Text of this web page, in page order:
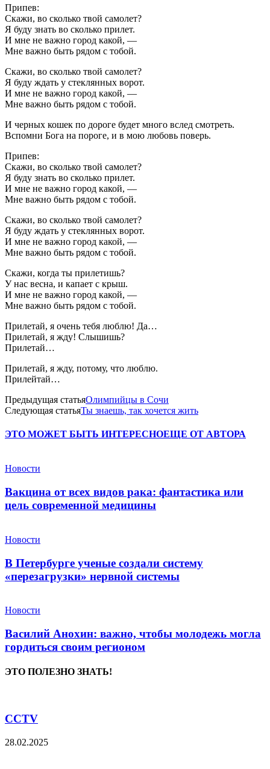
Припев:
Скажи, во сколько твой самолет?
Я буду знать во сколько прилет.
И мне не важно город какой, —
Мне важно быть рядом с тобой.
Скажи, во сколько твой самолет?
Я буду ждать у стеклянных ворот.
И мне не важно город какой, —
Мне важно быть рядом с тобой.
И черных кошек по дороге будет много вслед смотреть.
Вспомни Бога на пороге, и в мою любовь поверь.
Припев:
Скажи, во сколько твой самолет?
Я буду знать во сколько прилет.
И мне не важно город какой, —
Мне важно быть рядом с тобой.
Скажи, во сколько твой самолет?
Я буду ждать у стеклянных ворот.
И мне не важно город какой, —
Мне важно быть рядом с тобой.
Скажи, когда ты прилетишь?
У нас весна, и капает с крыш.
И мне не важно город какой, —
Мне важно быть рядом с тобой.
Прилетай, я очень тебя люблю! Да…
Прилетай, я жду! Слышишь?
Прилетай…
Прилетай, я жду, потому, что люблю.
Прилейтай…
Предыдущая статьяОлимпийцы в Сочи
Следующая статьяТы знаешь, так хочется жить
ЭТО МОЖЕТ БЫТЬ ИНТЕРЕСНОЕЩЕ ОТ АВТОРА
Новости
Вакцина от всех видов рака: фантастика или
цель современной медицины
Новости
В Петербурге ученые создали систему
«перезагрузки» нервной системы
Новости
Василий Анохин: важно, чтобы молодежь могла
гордиться своим регионом
ЭТО ПОЛЕЗНО ЗНАТЬ!
CCTV
28.02.2025